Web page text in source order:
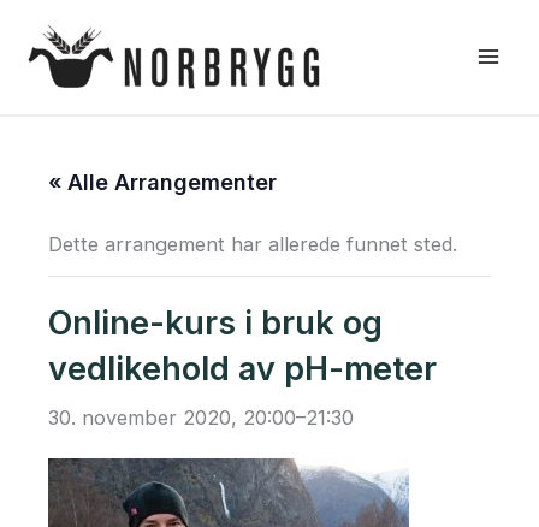
rett
« Alle Arrangementer
Dette arrangement har allerede funnet sted.
Online-kurs i bruk og
vedlikehold av pH-meter
30. november 2020, 20:00–21:30